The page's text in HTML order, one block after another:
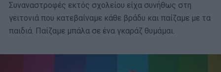
Συναναστροφές εκτός σχολείου είχα συνήθως στη
γειτονιά που κατεβαίναμε κάθε βράδυ και παίζαμε με τα
παιδιά. Παίζαμε μπάλα σε ένα γκαράζ θυμάμαι.